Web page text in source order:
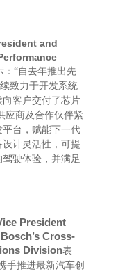
and
“自去年推出先
致力于开发系统
客户交付了芯片
应商及合作伙伴紧
台，赋能下一代
计灵活性，可提
驶体验，并满足
President
Cross-
Division表
手推进最新汽车创